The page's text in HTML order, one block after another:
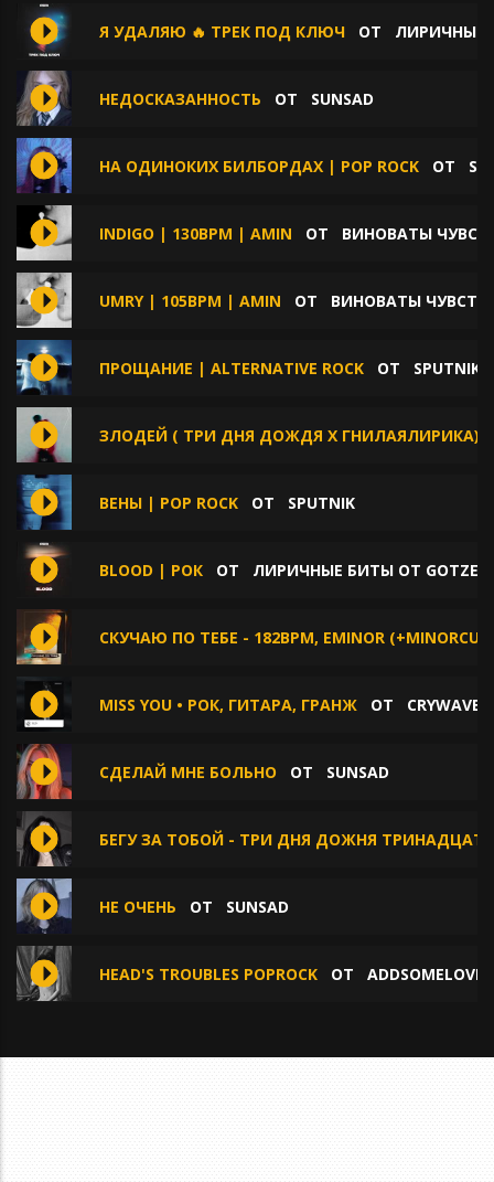
Я УДАЛЯЮ 🔥 ТРЕК ПОД КЛЮЧ ОТ ЛИРИЧНЫЕ
НЕДОСКАЗАННОСТЬ ОТ SUNSAD
НА ОДИНОКИХ БИЛБОРДАХ | POP ROCK ОТ
INDIGO | 130BPM | AMIN ОТ ВИНОВАТЫ
UMRY | 105BPM | AMIN ОТ ВИНОВАТЫ
ПРОЩАНИЕ | ALTERNATIVE ROCK ОТ SPUTNIK
ЗЛОДЕЙ ( ТРИ ДНЯ ДОЖДЯ Х ГНИЛАЯЛИРИКА)
ВЕНЫ | POP ROCK ОТ SPUTNIK
BLOOD | РОК ОТ ЛИРИЧНЫЕ БИТЫ ОТ GOTZE
СКУЧАЮ ПО ТЕБЕ - 182BPM, EMINOR
MISS YOU • РОК, ГИТАРА, ГРАНЖ ОТ CRYWAVE.
СДЕЛАЙ МНЕ БОЛЬНО ОТ SUNSAD
БЕГУ ЗА ТОБОЙ - ТРИ ДНЯ ДОЖНЯ
НЕ ОЧЕНЬ ОТ SUNSAD
HEAD'S TROUBLES POPROCK ОТ ADDSOMELOVE